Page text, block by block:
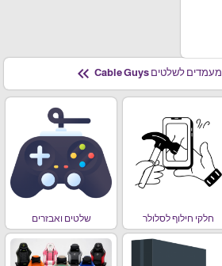
מעמדים לשלטים Cable Guys keyboard_double_arrow_left
חלקי חילוף לסלולר שלטים ואבזרים